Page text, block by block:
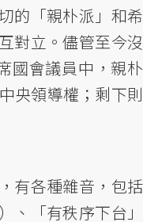
的「親朴派」和希
對立。儘管至今沒
國會議員中，親朴
央領導權；剩下則
有各種雜音，包括
、「有秩序下台」